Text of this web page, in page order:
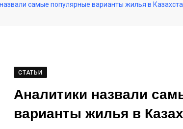
самые популярные варианты жилья в
СТАТЬИ
Аналитики назвали
варианты жилья в